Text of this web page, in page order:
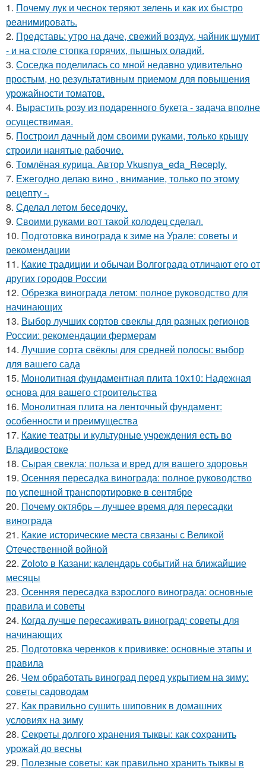
1. Почему лук и чеснок теряют зелень и как их быстро
реанимировать.
2. Представь: утро на даче, свежий воздух, чайник шумит
- и на столе стопка горячих, пышных оладий.
3. Соседка поделилась со мной недавно удивительно
простым, но результативным приемом для повышения
урожайности томатов.
4. Вырастить розу из подаренного букета - задача вполне
осуществимая.
5. Построил дачный дом своими руками, только крышу
строили нанятые рабочие.
6. Томлёная курица. Автор Vkusnya_eda_Recepty.
7. Ежегодно делаю вино , внимание, только по этому
рецепту -.
8. Сделал летом беседочку.
9. Своими руками вот такой колодец сделал.
10. Подготовка винограда к зиме на Урале: советы и
рекомендации
11. Какие традиции и обычаи Волгограда отличают его от
других городов России
12. Обрезка винограда летом: полное руководство для
начинающих
13. Выбор лучших сортов свеклы для разных регионов
России: рекомендации фермерам
14. Лучшие сорта свёклы для средней полосы: выбор
для вашего сада
15. Монолитная фундаментная плита 10х10: Надежная
основа для вашего строительства
16. Монолитная плита на ленточный фундамент:
особенности и преимущества
17. Какие театры и культурные учреждения есть во
Владивостоке
18. Сырая свекла: польза и вред для вашего здоровья
19. Осенняя пересадка винограда: полное руководство
по успешной транспортировке в сентябре
20. Почему октябрь – лучшее время для пересадки
винограда
21. Какие исторические места связаны с Великой
Отечественной войной
22. Zoloto в Казани: календарь событий на ближайшие
месяцы
23. Осенняя пересадка взрослого винограда: основные
правила и советы
24. Когда лучше пересаживать виноград: советы для
начинающих
25. Подготовка черенков к прививке: основные этапы и
правила
26. Чем обработать виноград перед укрытием на зиму:
советы садоводам
27. Как правильно сушить шиповник в домашних
условиях на зиму
28. Секреты долгого хранения тыквы: как сохранить
урожай до весны
29. Полезные советы: как правильно хранить тыквы в